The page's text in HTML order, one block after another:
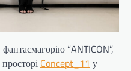
“ANTICON”,
Concept_11 у